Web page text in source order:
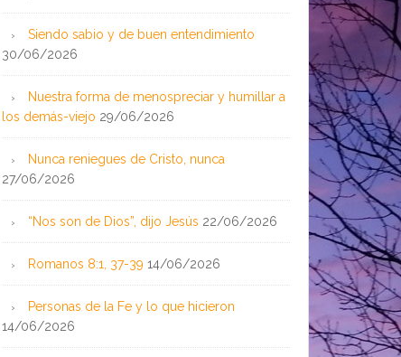
Siendo sabio y de buen entendimiento
30/06/2026
Nuestra forma de menospreciar y humillar a
los demás-viejo 29/06/2026
Nunca reniegues de Cristo, nunca
27/06/2026
“Nos son de Dios”, dijo Jesús 22/06/2026
Romanos 8:1, 37-39 14/06/2026
Personas de la Fe y lo que hicieron
14/06/2026